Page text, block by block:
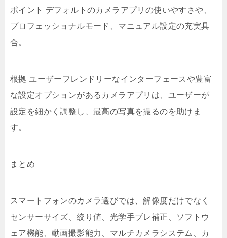
ポイント デフォルトのカメラアプリの使いやすさや、
プロフェッショナルモード、マニュアル設定の充実具
合。
根拠 ユーザーフレンドリーなインターフェースや豊富
な設定オプションがあるカメラアプリは、ユーザーが
設定を細かく調整し、最高の写真を撮るのを助けま
す。
まとめ
スマートフォンのカメラ選びでは、解像度だけでなく
センサーサイズ、絞り値、光学手ブレ補正、ソフトウ
ェア機能、動画撮影能力、マルチカメラシステム、カ